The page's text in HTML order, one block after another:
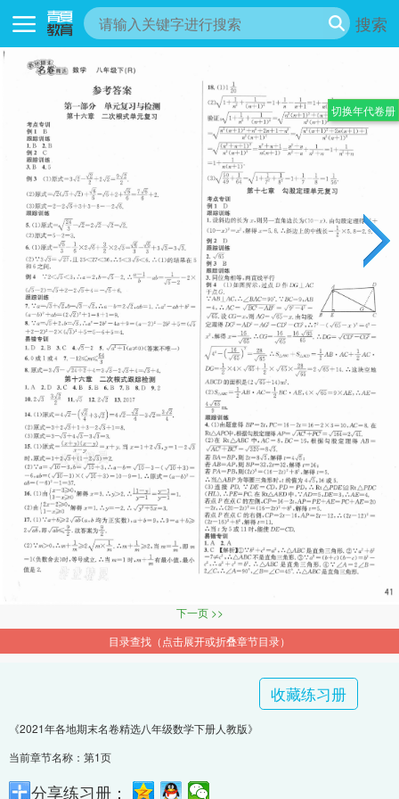
搜索
下一页 >>
目录查找（点击展开或折叠章节目录）
收藏练习册
《2021年各地期末名卷精选八年级数学下册人教版》
当前章节名称：第1页
分享练习册：
切换年代卷册